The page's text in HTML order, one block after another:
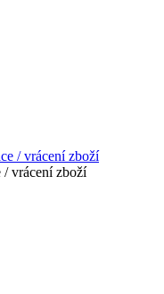
/ vrácení zboží
/ vrácení zboží